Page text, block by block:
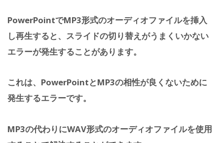
PowerPointでMP3形式のオーディオファイルを挿入
し再生すると、スライドの切り替えがうまくいかない
エラーが発生することがあります。
これは、PowerPointとMP3の相性が良くないために
発生するエラーです。
MP3の代わりにWAV形式のオーディオファイルを使用